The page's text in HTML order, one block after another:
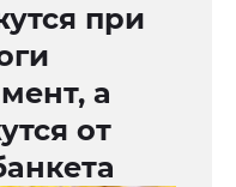
при
а
от